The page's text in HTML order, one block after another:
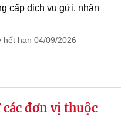
và Công Nghệ
phát hành lại thông tin từ
cấp dịch vụ gửi, nhận
hết hạn 04/09/2026
đơn vị thuộc